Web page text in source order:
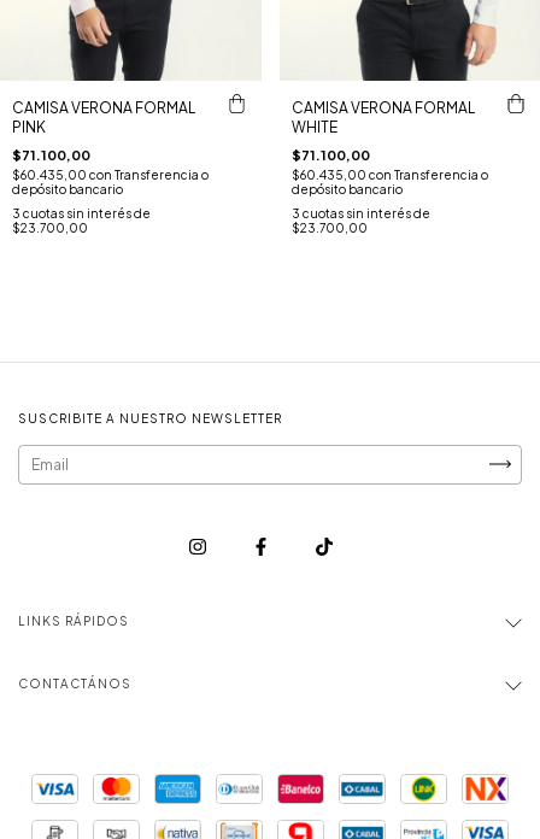
CAMISA VERONA FORMAL
PINK
$71.100,00
$60.435,00 con Transferencia o
depósito bancario
3 cuotas sin interés de
$23.700,00
CAMISA VERONA FORMAL
WHITE
$71.100,00
$60.435,00 con Transferencia o
depósito bancario
3 cuotas sin interés de
$23.700,00
SUSCRIBITE A NUESTRO NEWSLETTER
LINKS RÁPIDOS
CONTACTÁNOS